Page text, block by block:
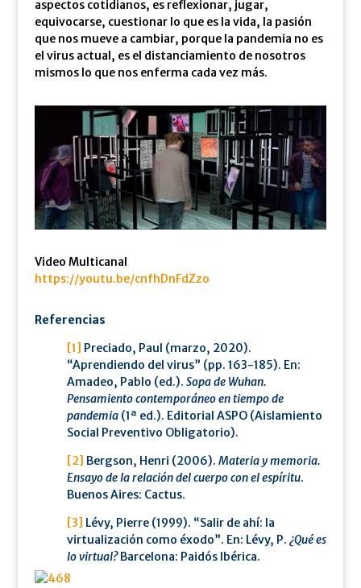
aspectos cotidianos, es reflexionar, jugar,
equivocarse, cuestionar lo que es la vida, la pasión
que nos mueve a cambiar, porque la pandemia no es
el virus actual, es el distanciamiento de nosotros
mismos lo que nos enferma cada vez más.
Video Multicanal
https://youtu.be/cnfhDnFdZzo
Referencias
[1] Preciado, Paul (marzo, 2020).
“Aprendiendo del virus” (pp. 163-185). En:
Amadeo, Pablo (ed.). Sopa de Wuhan.
Pensamiento contemporáneo en tiempo de
pandemia(1ª ed.). Editorial ASPO (Aislamiento
Social Preventivo Obligatorio).
[2] Bergson, Henri (2006). Materia y memoria.
Ensayo de la relación del cuerpo con el espíritu.
Buenos Aires: Cactus.
[3] Lévy, Pierre (1999). “Salir de ahí: la
virtualización como éxodo”. En: Lévy, P. ¿Qué es
lo virtual?Barcelona: Paidós Ibérica.